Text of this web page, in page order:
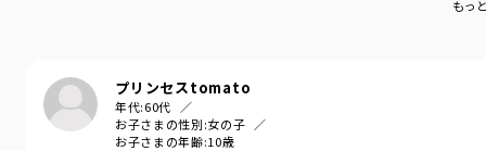
もっ
プリンセスtomato
年代:60代
お子さまの性別:女の子
お子さまの年齢:10歳